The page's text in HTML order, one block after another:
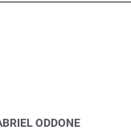
ODDONE